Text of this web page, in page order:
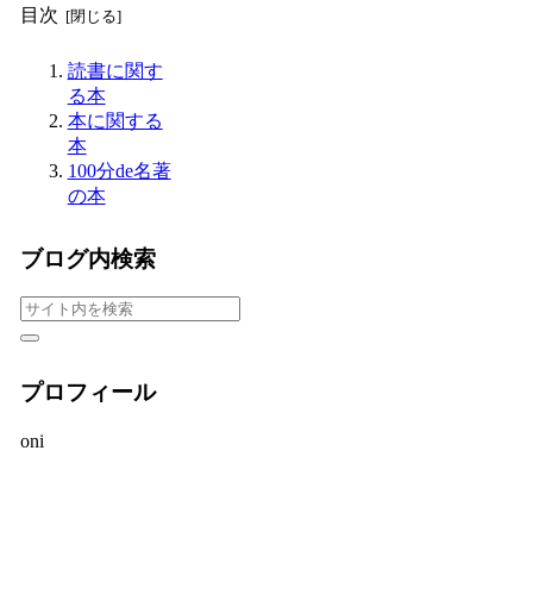
目次
読書に関す
る本
本に関する
本
100分de名著
の本
ブログ内検索
プロフィール
oni